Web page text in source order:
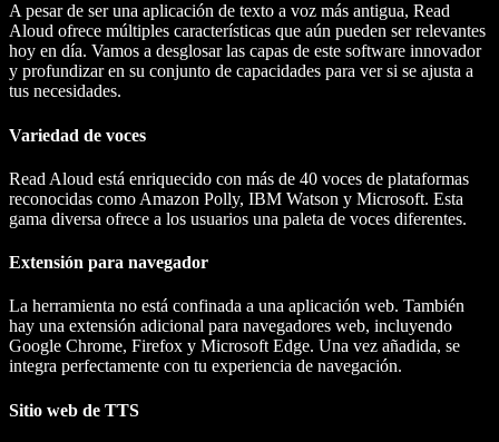
A pesar de ser una aplicación de texto a voz más antigua, Read
Aloud ofrece múltiples características que aún pueden ser relevantes
hoy en día. Vamos a desglosar las capas de este software innovador
y profundizar en su conjunto de capacidades para ver si se ajusta a
tus necesidades.
Variedad de voces
Read Aloud está enriquecido con más de 40 voces de plataformas
reconocidas como Amazon Polly, IBM Watson y Microsoft. Esta
gama diversa ofrece a los usuarios una paleta de voces diferentes.
Extensión para navegador
La herramienta no está confinada a una aplicación web. También
hay una extensión adicional para navegadores web, incluyendo
Google Chrome, Firefox y Microsoft Edge. Una vez añadida, se
integra perfectamente con tu experiencia de navegación.
Sitio web de TTS